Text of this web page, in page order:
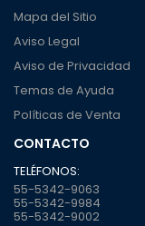
Mapa del Sitio
Aviso Legal
Aviso de Privacidad
Temas de Ayuda
Políticas de Venta
CONTACTO
TELÉFONOS:
55-5342-9063
55-5342-9984
55-5342-9002